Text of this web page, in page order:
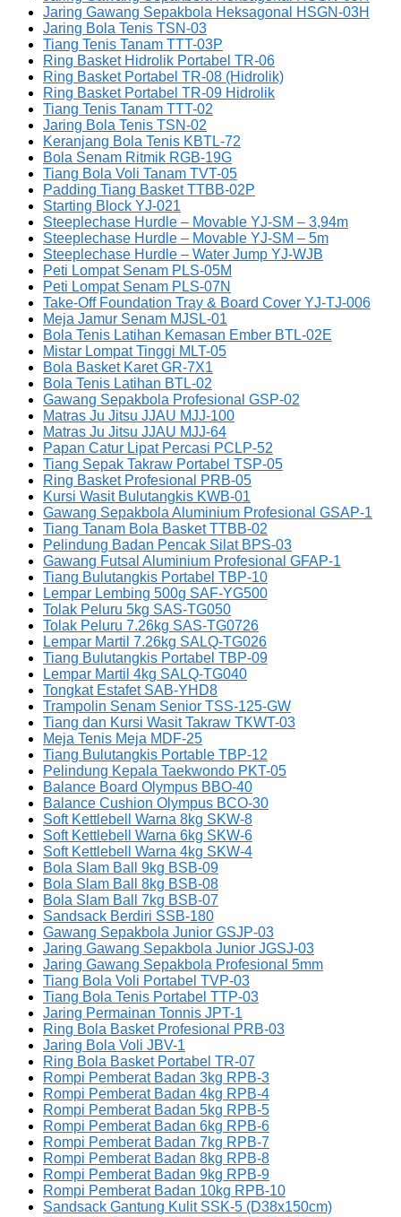
Jaring Gawang Sepakbola Heksagonal HSGN-03H
Jaring Bola Tenis TSN-03
Tiang Tenis Tanam TTT-03P
Ring Basket Hidrolik Portabel TR-06
Ring Basket Portabel TR-08 (Hidrolik)
Ring Basket Portabel TR-09 Hidrolik
Tiang Tenis Tanam TTT-02
Jaring Bola Tenis TSN-02
Keranjang Bola Tenis KBTL-72
Bola Senam Ritmik RGB-19G
Tiang Bola Voli Tanam TVT-05
Padding Tiang Basket TTBB-02P
Starting Block YJ-021
Steeplechase Hurdle – Movable YJ-SM – 3,94m
Steeplechase Hurdle – Movable YJ-SM – 5m
Steeplechase Hurdle – Water Jump YJ-WJB
Peti Lompat Senam PLS-05M
Peti Lompat Senam PLS-07N
Take-Off Foundation Tray & Board Cover YJ-TJ-006
Meja Jamur Senam MJSL-01
Bola Tenis Latihan Kemasan Ember BTL-02E
Mistar Lompat Tinggi MLT-05
Bola Basket Karet GR-7X1
Bola Tenis Latihan BTL-02
Gawang Sepakbola Profesional GSP-02
Matras Ju Jitsu JJAU MJJ-100
Matras Ju Jitsu JJAU MJJ-64
Papan Catur Lipat Percasi PCLP-52
Tiang Sepak Takraw Portabel TSP-05
Ring Basket Profesional PRB-05
Kursi Wasit Bulutangkis KWB-01
Gawang Sepakbola Aluminium Profesional GSAP-1
Tiang Tanam Bola Basket TTBB-02
Pelindung Badan Pencak Silat BPS-03
Gawang Futsal Aluminium Profesional GFAP-1
Tiang Bulutangkis Portabel TBP-10
Lempar Lembing 500g SAF-YG500
Tolak Peluru 5kg SAS-TG050
Tolak Peluru 7.26kg SAS-TG0726
Lempar Martil 7.26kg SALQ-TG026
Tiang Bulutangkis Portabel TBP-09
Lempar Martil 4kg SALQ-TG040
Tongkat Estafet SAB-YHD8
Trampolin Senam Senior TSS-125-GW
Tiang dan Kursi Wasit Takraw TKWT-03
Meja Tenis Meja MDF-25
Tiang Bulutangkis Portable TBP-12
Pelindung Kepala Taekwondo PKT-05
Balance Board Olympus BBO-40
Balance Cushion Olympus BCO-30
Soft Kettlebell Warna 8kg SKW-8
Soft Kettlebell Warna 6kg SKW-6
Soft Kettlebell Warna 4kg SKW-4
Bola Slam Ball 9kg BSB-09
Bola Slam Ball 8kg BSB-08
Bola Slam Ball 7kg BSB-07
Sandsack Berdiri SSB-180
Gawang Sepakbola Junior GSJP-03
Jaring Gawang Sepakbola Junior JGSJ-03
Jaring Gawang Sepakbola Profesional 5mm
Tiang Bola Voli Portabel TVP-03
Tiang Bola Tenis Portabel TTP-03
Jaring Permainan Tonnis JPT-1
Ring Bola Basket Profesional PRB-03
Jaring Bola Voli JBV-1
Ring Bola Basket Portabel TR-07
Rompi Pemberat Badan 3kg RPB-3
Rompi Pemberat Badan 4kg RPB-4
Rompi Pemberat Badan 5kg RPB-5
Rompi Pemberat Badan 6kg RPB-6
Rompi Pemberat Badan 7kg RPB-7
Rompi Pemberat Badan 8kg RPB-8
Rompi Pemberat Badan 9kg RPB-9
Rompi Pemberat Badan 10kg RPB-10
Sandsack Gantung Kulit SSK-5 (D38x150cm)